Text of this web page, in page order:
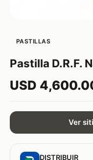
PASTILLAS
Pastilla D.R.F.
USD
Ver
DISTRIBUIR